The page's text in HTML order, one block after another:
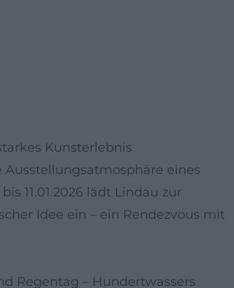
Kunsterlebnis
eines
11.01.2026 lädt Lindau zur
Idee ein – ein Rendezvous mit
Regentag – Hundertwassers